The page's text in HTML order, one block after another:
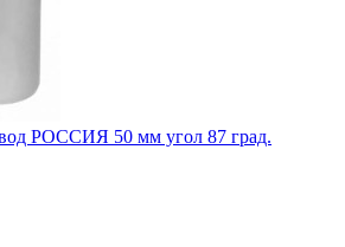
РОССИЯ 50 мм угол 87 град.